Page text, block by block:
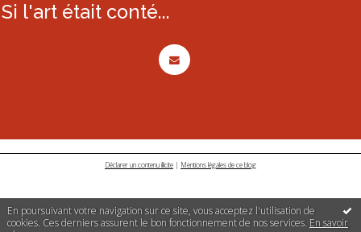
En poursuivant votre navigation sur ce site, vous acceptez l'utilisation de
cookies. Ces derniers assurent le bon fonctionnement de nos services. En savoir
Si l'art était conté...
Déclarer un contenu illicite | Mentions légales de ce blog